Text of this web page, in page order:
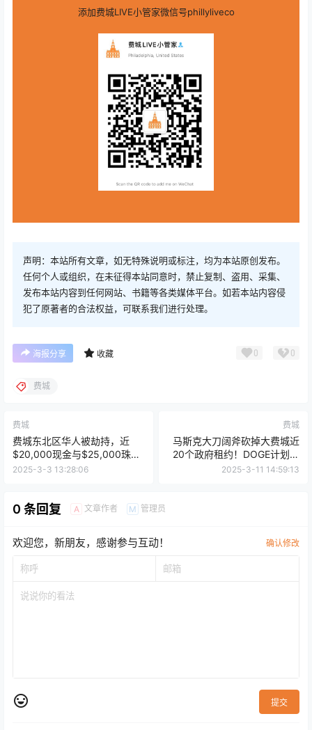
添加费城LIVE小管家微信号phillyliveco
声明：本站所有文章，如无特殊说明或标注，均为本站原创发布。
任何个人或组织，在未征得本站同意时，禁止复制、盗用、采集、
发布本站内容到任何网站、书籍等各类媒体平台。如若本站内容侵
犯了原著者的合法权益，可联系我们进行处理。
海报分享 收藏 0 0
费城
费城
费城东北区华人被劫持，近
$20,000现金与$25,000珠宝
被盗
2025-3-3 13:28:06
费城
马斯克大刀阔斧砍掉大费城近
20个政府租约！DOGE计划削
减1万亿美元，却避开大规模支
2025-3-11 14:59:13
0 条回复 A 文章作者 M 管理员
欢迎您，新朋友，感谢参与互动！ 确认修改
提交